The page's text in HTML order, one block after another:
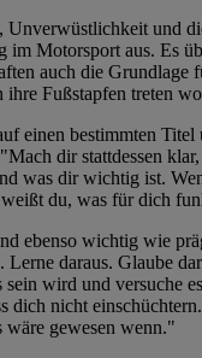
Unverwüstlichkeit und
im Motorsport aus. Es
auch die Grundlage
ihre Fußstapfen treten
einen bestimmten
dir stattdessen
was dir wichtig ist.
du, was für dich
ebenso wichtig wie
Lerne daraus. Glaube
sein wird und versuche
dich nicht
wäre gewesen wenn."